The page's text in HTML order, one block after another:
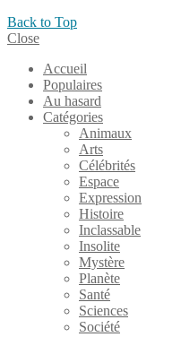
Back to Top
Close
Accueil
Populaires
Au hasard
Catégories
Animaux
Arts
Célébrités
Espace
Expression
Histoire
Inclassable
Insolite
Mystère
Planète
Santé
Sciences
Société